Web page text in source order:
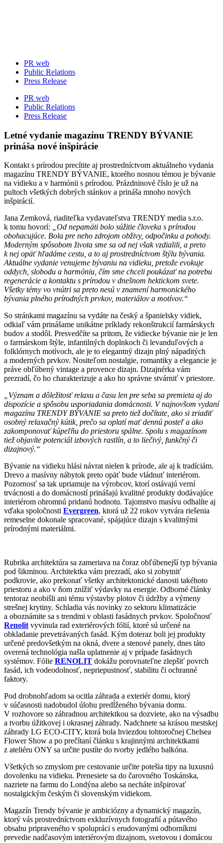
PR web
Public Relations
Press Release
PR web
Public Relations
Press Release
Letné vydanie magazínu TRENDY BÝVANIE
prináša nové inšpirácie
Kontakt s prírodou precítite aj prostredníctvom aktuálneho vydania
magazínu TRENDY BÝVANIE, ktorého nosnou témou je bývanie
na vidieku a v harmónii s prírodou. Prázdninové číslo je už na
pultoch všetkých dobrých stánkov a prináša mnoho nových
inšpirácií.
Jana Zemková, riaditeľka vydavateľstva TRENDY media s.r.o.
k tomu hovorí: „Od nepamäti bolo súžitie človeka s prírodou
obohacujúce. Bola pre neho zdrojom obživy, odpočinku a pohody.
Moderným spôsobom života sme sa od nej však vzdialili, a preto
k nej opäť hľadáme cestu, a to aj prostredníctvom štýlu bývania.
Aktuálne vydanie venujeme bývaniu na vidieku, pretože evokuje
oddych, slobodu a harmóniu, čím sme chceli poukázať na potrebu
regenerácie a kontaktu s prírodou v dnešnom hektickom svete.
Všetky témy vo vnútri sa preto nesú v znamení harmonického
bývania plného prírodných prvkov, materiálov a motívov.“
So stránkami magazínu sa vydáte na český a španielsky vidiek,
odkiaľ vám prinášame unikátne príklady rekonštrukcií farmárskych
budov a stodôl. Presvedčíte sa pritom, že vidiecke bývanie nie je len
o farmárskom štýle, infantilných doplnkoch či levanduľových a
folklórnych motívoch, ale je to elegantný dizajn plný nápaditých
a moderných prvkov. Nositeľom nostalgie, romantiky a elegancie je
práve obľúbený vintage a provence dizajn. Dizajnérka vám
prezradí, čo ho charakterizuje a ako ho správne stvárniť v priestore.
„Význam a dôležitosť relaxu a času len pre seba sa premieta aj do
dispozície a spôsobu usporiadania domácnosti. V najnovšom vydaní
magazínu TRENDY BÝVANIE sa preto tiež dočítate, ako si zriadiť
osobný relaxačný kútik, prečo sa oplatí mať dennú posteľ a ako
zakomponovať kúpeľňu do priestoru spálne. Spolu s magazínom
tiež objavíte potenciál izbových rastlín, a to liečivý, funkčný či
dizajnový.“
Bývanie na vidieku hlási návrat nielen k prírode, ale aj k tradíciám.
Drevo a masívny nábytok preto opäť bude vládnuť interiérom.
Pozornosť sa tak upriamuje na výrobcov, ktorí ostávajú verní
trvácnosti a do domácností prinášajú kvalitné produkty dodávajúce
interiérom ohromnú pridanú hodnotu. Tajomstvo masívu odhalíte aj
vďaka spoločnosti Evergreen, ktorá už 22 rokov vytvára riešenia
remeselne dokonale spracované, spájajúce dizajn s kvalitnými
prírodnými materiálmi.
Rubrika architektúra sa zameriava na čoraz obľúbenejší typ bývania
pod šikminou. Architektka vám prezradí, ako si zobytniť
podkrovie, ako prekonať všetky architektonické danosti takéhoto
priestoru a ako v ňom znížiť výdavky na energie. Odborné články
tentoraz neobišli ani tému výstavby plotov či údržby a výmeny
strešnej krytiny. Schladia vás novinky zo sektoru klimatizácie
a oboznámite sa s trendmi v oblasti fasádnych prvkov. Spoločnosť
Renolitvyvinula rad exteriérových fólií, ktoré sú určené na
obkladanie prevetrávaných fasád. Kým doteraz boli jej produkty
určené predovšetkým na okná, dvere a stenové panely, dnes táto
overená technológia našla uplatnenie aj v prípade fasádnych
systémov. Fólie RENOLIT dokážu porovnateľne zlepšiť povrch
fasád, ich vodeodolnosť, nepriepustnosť, stabilitu či ochranné
faktory.
Pod drobnohľadom sa ocitla záhrada a exteriér domu, ktorý
v súčasnosti nadobudol úlohu predĺženého bývania domu.
V rozhovore so záhradnou architektkou sa dozviete, ako na výsadbu
a tvorbu úžitkovej i okrasnej záhrady. Nadchnete sa krásou mestskej
záhrady LG ECO-CITY, ktorá bola hviezdou tohtoročnej Chelsea
Flower Show a po prečítaní článku s krajinnými architektkami
z ateliéru ONY sa určite pustíte do tvorby jedlého balkóna.
Všetkých so zmyslom pre cestovanie určite potešia tipy na luxusnú
dovolenku na vidieku. Prenesiete sa do čarovného Toskánska,
nazriete na farmu do Londýna alebo sa necháte inšpirovať
nostalgickým českým či slovenským vidiekom.
Magazín Trendy bývanie je ambiciózny a dynamický magazín,
ktorý vás prostredníctvom exkluzívnych fotografií a pútavého
obsahu pripraveného v spolupráci s erudovanými odborníkmi
prevedie nadčasovým interiérovým dizajnom, svetovou i domácou